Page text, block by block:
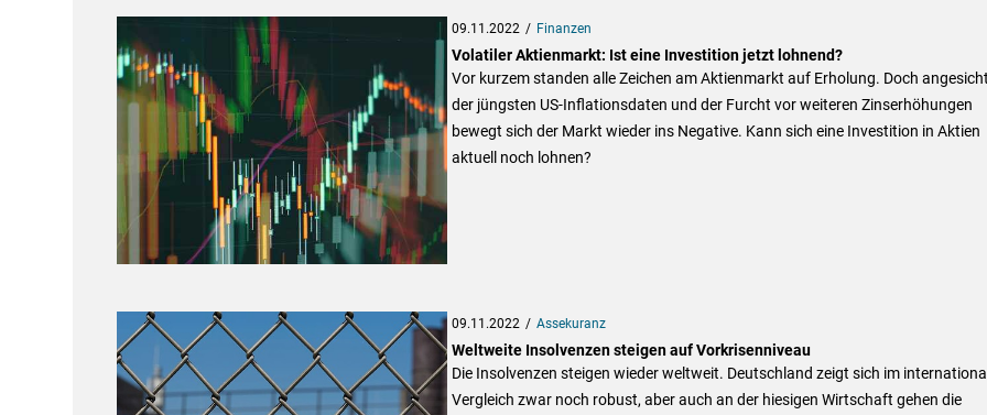
09.11.2022 Finanzen
Volatiler Aktienmarkt: Ist eine Investition jetzt lohnend?
Vor kurzem standen alle Zeichen am Aktienmarkt auf Erholung. Doch
der jüngsten US-Inflationsdaten und der Furcht vor weiteren Zinserhöhungen
bewegt sich der Markt wieder ins Negative. Kann sich eine Investition in Aktien
aktuell noch lohnen?
09.11.2022 Assekuranz
Weltweite Insolvenzen steigen auf Vorkrisenniveau
Die Insolvenzen steigen wieder weltweit. Deutschland zeigt sich im
Vergleich zwar noch robust, aber auch an der hiesigen Wirtschaft gehen die